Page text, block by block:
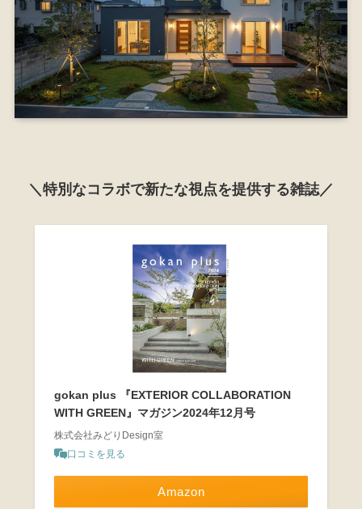
＼特別なコラボで新たな視点を提供する雑誌／
gokan plus 『EXTERIOR COLLABORATION
WITH GREEN』マガジン2024年12月号
株式会社みどりDesign室
口コミを見る
Amazon